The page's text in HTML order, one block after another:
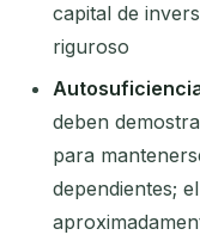
capital de
riguroso
deben
para
dependientes;